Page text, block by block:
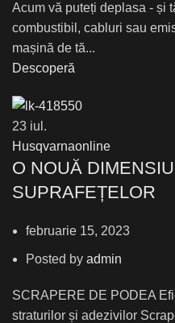
Acum vă puteți deplasa - și
combustibil, cabluri sau
mașină de tă...
Descoperă
23 iul.
Husqvarnaonline
О NOUĂ
SUPRAFEȚELOR
februarie 15, 2023
Posted by admin
SCRAPERE DE PODEA
straturilor și adezivilor